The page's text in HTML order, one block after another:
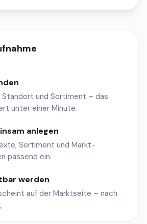
Standort und Sortiment – das
unter einer Minute.
anlegen
Sortiment und Markt-
passend ein.
werden
auf der Marktseite – nach